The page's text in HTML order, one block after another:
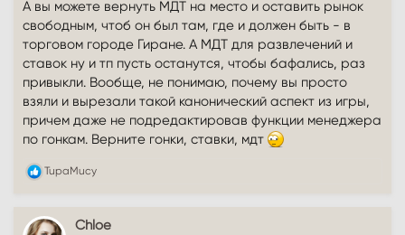
А вы можете вернуть МДТ на место и оставить рынок
свободным, чтоб он был там, где и должен быть - в
торговом городе Гиране. А МДТ для развлечений и
ставок ну и тп пусть останутся, чтобы бафались, раз
привыкли. Вообще, не понимаю, почему вы просто
взяли и вырезали такой канонический аспект из игры,
причем даже не подредактировав функции менеджера
по гонкам. Верните гонки, ставки, мдт
Р
к
ц
TupaMucy
Chloe